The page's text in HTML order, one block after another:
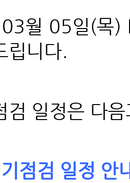
월 05일(목)
립니다.
검 일정은 다
점검 일정 안